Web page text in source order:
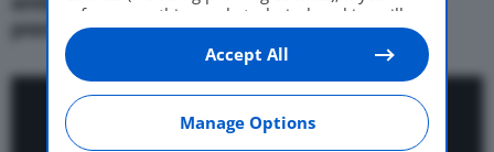
premium(per i livelli americani).
refuse everything, only technical cookies will
be used by default. Here is the list of
providers.
Cookie consent will be stored and applied also
to the other websites of Editoriale Nazionale
and their subdomains. By expressing your
choice on this site, you will therefore not be
asked again on other Editoriale Nazionale
Manage Options
Accept All